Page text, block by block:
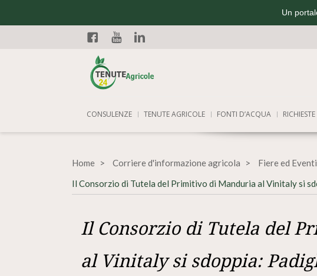
Un
Facebook
CONSULENZE TENUTE AGRICOLE FONTI D’ACQUA RICHIESTE
Home Corriere d'informazione agricola
Fiere ed Eventi
Il Consorzio di Tutela del Primitivo di Manduria al Vinitaly si
Il Consorzio di Tutela del
al Vinitaly si sdoppia: